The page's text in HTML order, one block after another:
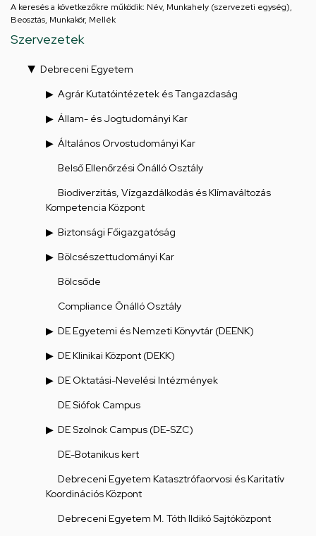
A keresés a következőkre működik: Név, Munkahely (szervezeti egység),
Beosztás, Munkakör, Mellék
Szervezetek
Debreceni Egyetem
Agrár Kutatóintézetek és Tangazdaság
Állam- és Jogtudományi Kar
Általános Orvostudományi Kar
Belső Ellenőrzési Önálló Osztály
Biodiverzitás, Vízgazdálkodás és Klímaváltozás
Kompetencia Központ
Biztonsági Főigazgatóság
Bölcsészettudományi Kar
Bölcsőde
Compliance Önálló Osztály
DE Egyetemi és Nemzeti Könyvtár (DEENK)
DE Klinikai Központ (DEKK)
DE Oktatási-Nevelési Intézmények
DE Siófok Campus
DE Szolnok Campus (DE-SZC)
DE-Botanikus kert
Debreceni Egyetem Katasztrófaorvosi és Karitatív
Koordinációs Központ
Debreceni Egyetem M. Tóth Ildikó Sajtóközpont